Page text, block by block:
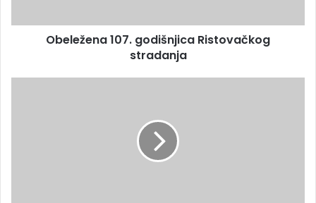
Obeležena 107. godišnjica Ristovačkog
stradanja